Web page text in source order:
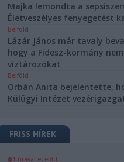
Majka lemondta a
Életveszélyes fenyegetést
Belföld
Lázár János már tavaly
hogy a Fidesz-kormány
víztározókat
Belföld
Orbán Anita bejelentette,
Külügyi Intézet
FRISS HÍREK
1 órával ezelőtt